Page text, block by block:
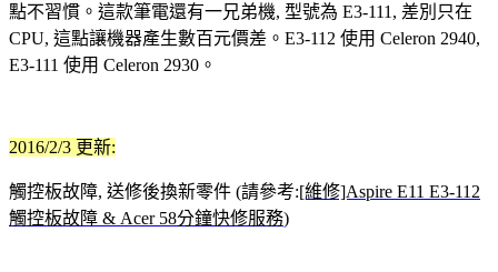
點不習慣。這款筆電還有一兄弟機, 型號為 E3-111, 差別只在
CPU, 這點讓機器產生數百元價差。E3-112 使用 Celeron 2940,
E3-111 使用 Celeron 2930。
2016/2/3 更新:
觸控板故障, 送修後換新零件 (請參考:[維修]Aspire E11 E3-112
觸控板故障 & Acer 58分鐘快修服務)